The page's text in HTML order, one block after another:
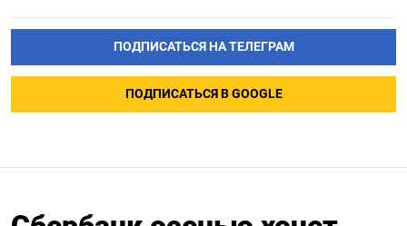
ПОДПИСАТЬСЯ НА ТЕЛЕГРАМ
ПОДПИСАТЬСЯ В GOOGLE